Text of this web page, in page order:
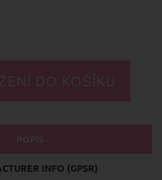
INFO (GPSR)